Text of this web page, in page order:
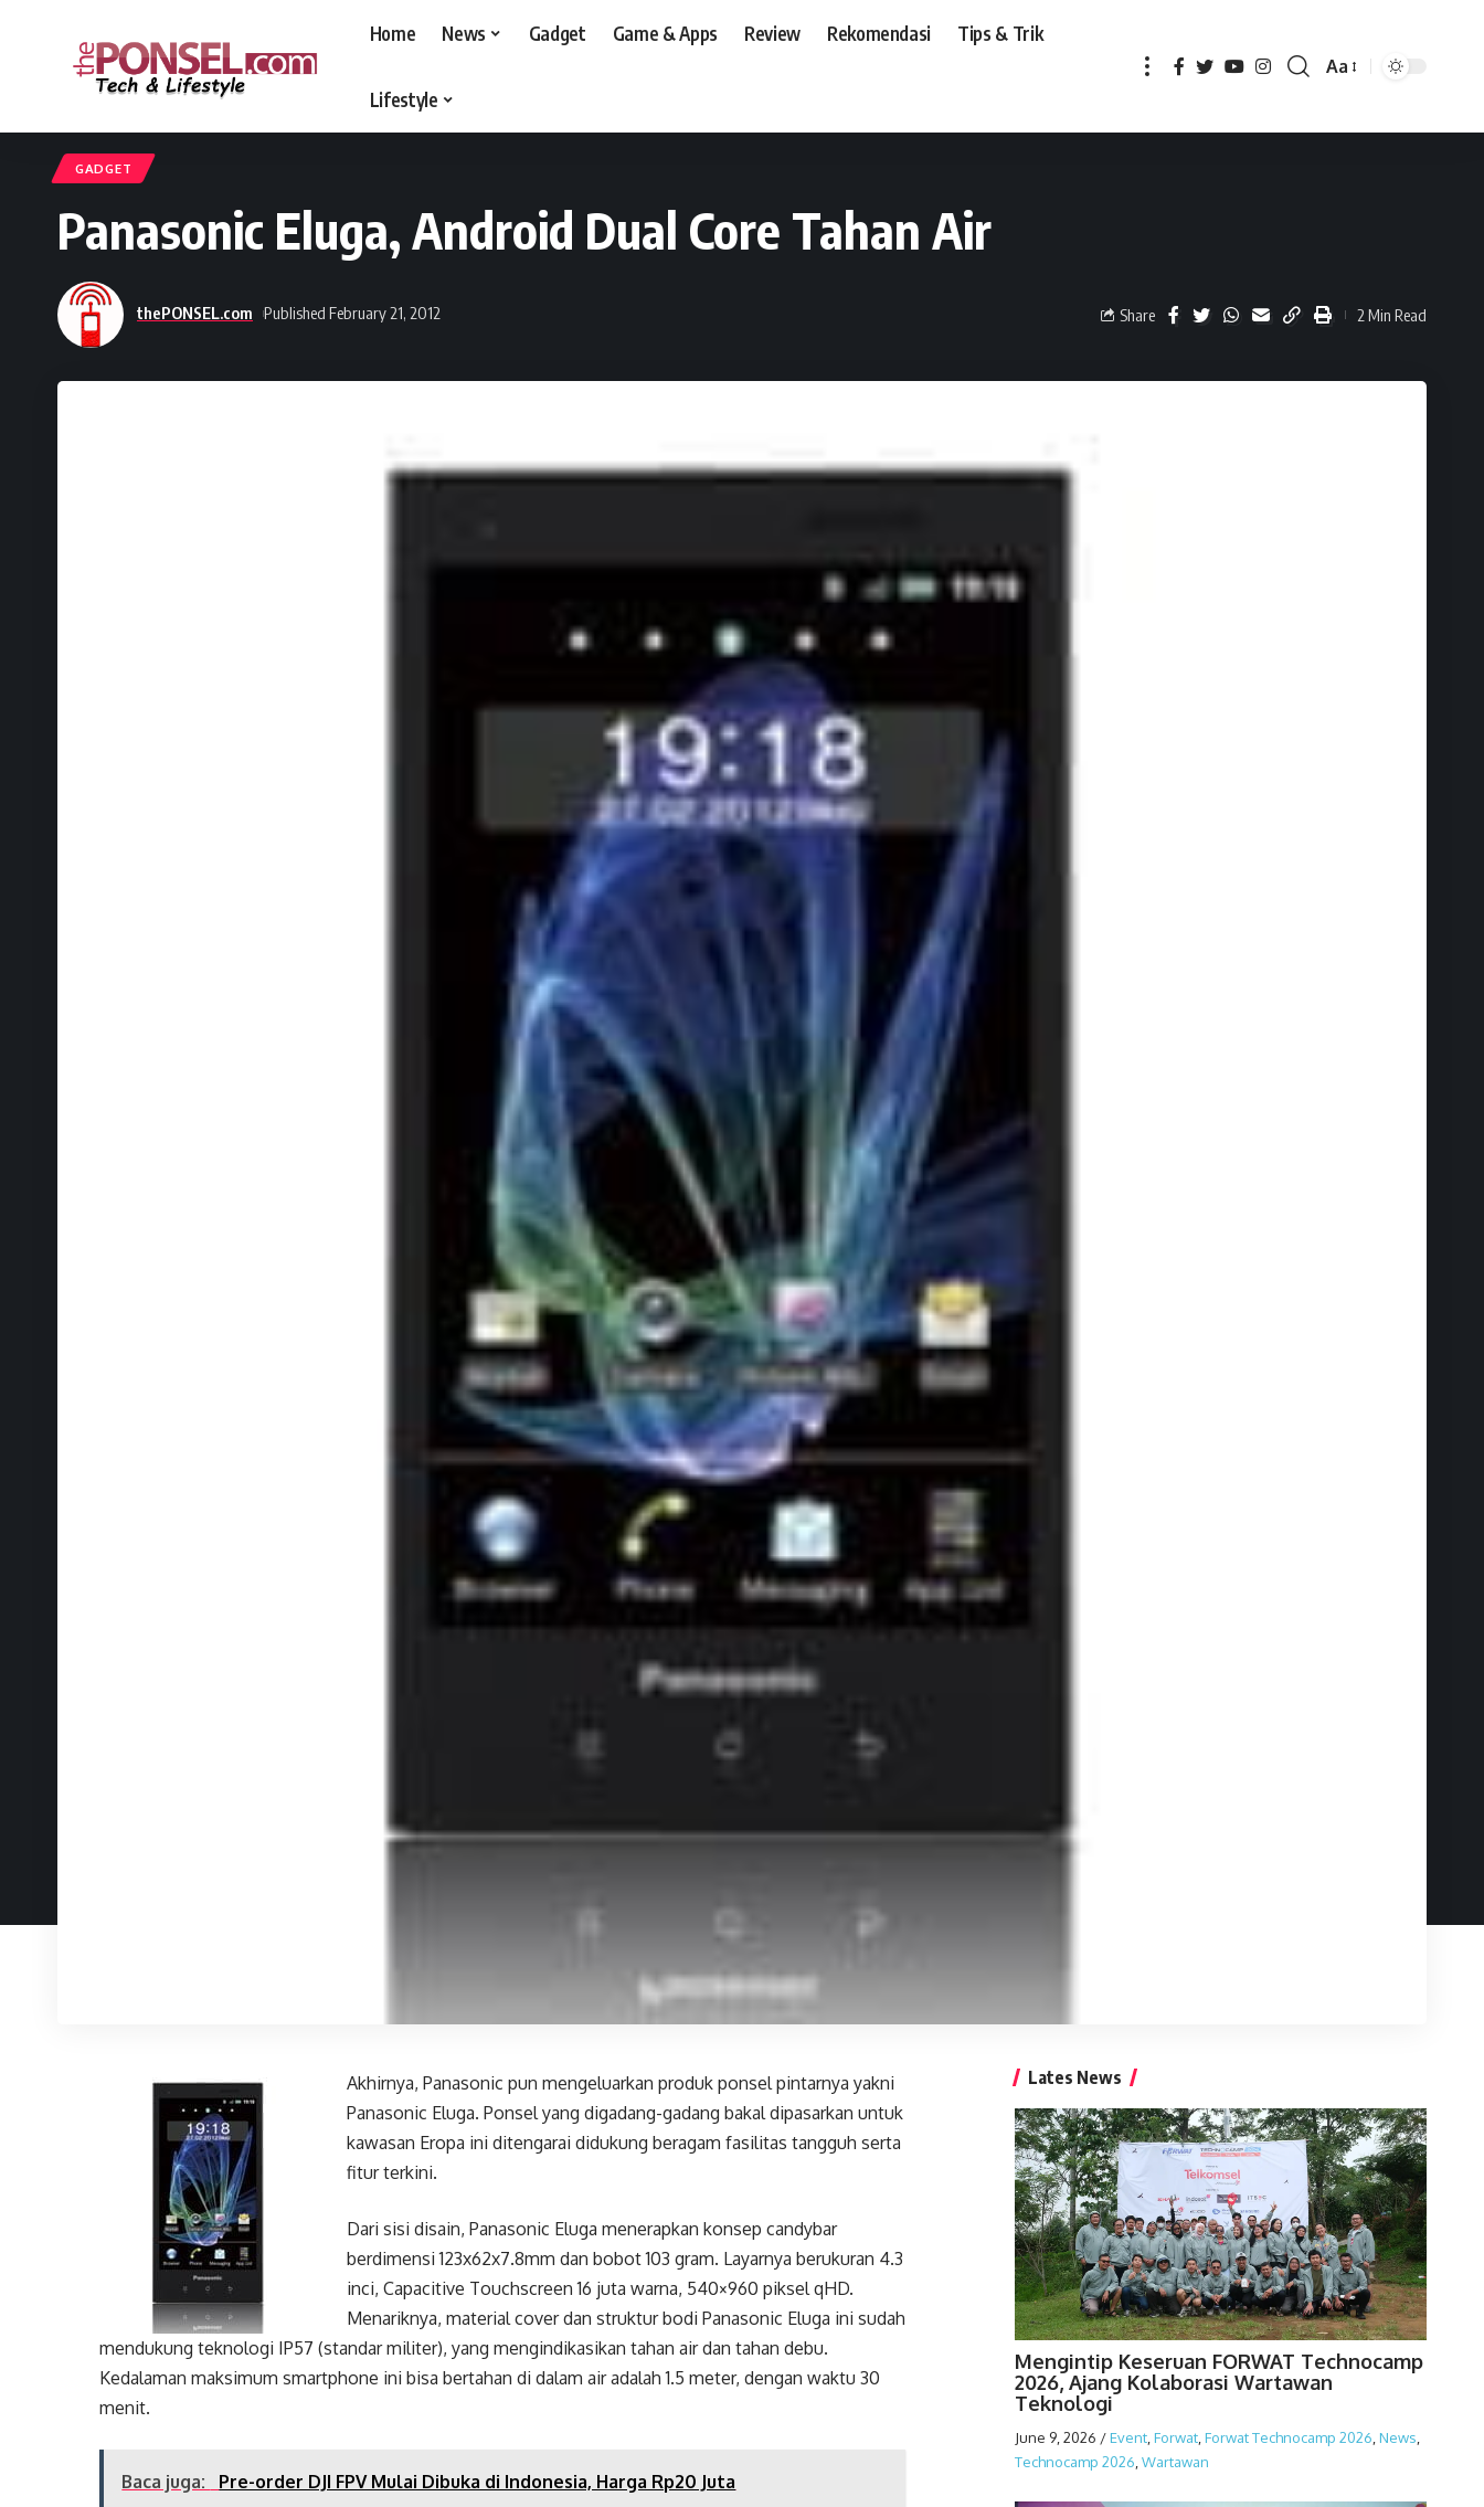
Home News Gadget Game & Apps Review Rekomendasi Tips & Trik
Lifestyle
Aa
GADGET
Panasonic Eluga, Android Dual Core Tahan Air
thePONSEL.com Published February 21, 2012 Share 2 Min Read
Akhirnya, Panasonic pun mengeluarkan produk ponsel pintarnya yakni
Panasonic Eluga. Ponsel yang digadang-gadang bakal dipasarkan untuk
kawasan Eropa ini ditengarai didukung beragam fasilitas tangguh serta
fitur terkini.
Dari sisi disain, Panasonic Eluga menerapkan konsep candybar
berdimensi 123x62x7.8mm dan bobot 103 gram. Layarnya berukuran 4.3
inci, Capacitive Touchscreen 16 juta warna, 540×960 piksel qHD.
Menariknya, material cover dan struktur bodi Panasonic Eluga ini sudah
mendukung teknologi IP57 (standar militer), yang mengindikasikan tahan air dan tahan debu.
Kedalaman maksimum smartphone ini bisa bertahan di dalam air adalah 1.5 meter, dengan waktu 30
menit.
Baca juga: Pre-order DJI FPV Mulai Dibuka di Indonesia, Harga Rp20 Juta
Lates News
Mengintip Keseruan FORWAT Technocamp
2026, Ajang Kolaborasi Wartawan
Teknologi
June 9, 2026 /Event, Forwat, Forwat Technocamp 2026 News
Technocamp 2026 Wartawan